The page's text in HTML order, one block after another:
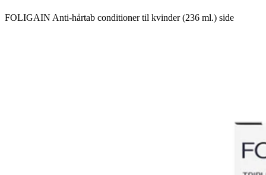
FOLIGAIN Anti-hårtab conditioner til kvinder (236 ml.) side